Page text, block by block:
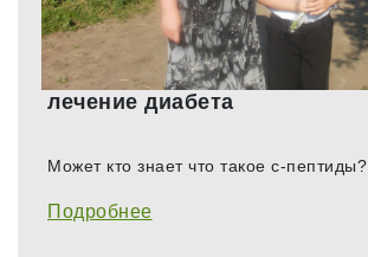
лечение диабета
Может кто знает что такое с-пептиды?
Подробнее